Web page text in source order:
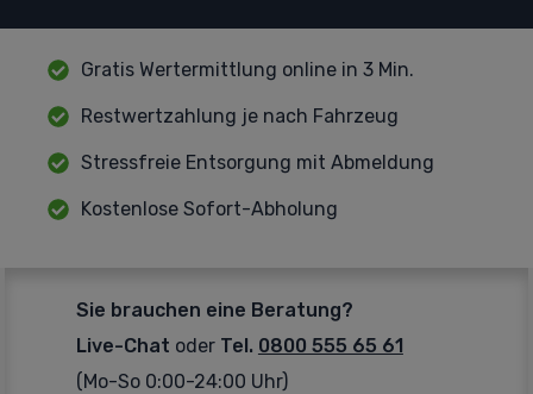
Gratis Wertermittlung online in 3 Min.
Restwertzahlung je nach Fahrzeug
Stressfreie Entsorgung mit Abmeldung
Kostenlose Sofort-Abholung
Sie brauchen eine Beratung?
Live-Chat oderTel. 0800 555 65 61
(Mo-So 0:00-24:00 Uhr)